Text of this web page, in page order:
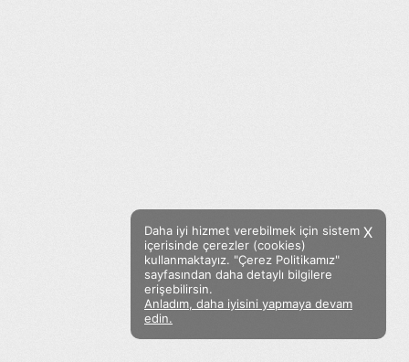
Facebook Twitter Instagram
Sözümoki © 2020 - V.8
X
Daha iyi hizmet verebilmek için sistem
içerisinde çerezler (cookies)
kullanmaktayız. "Çerez Politikamız"
sayfasından daha detaylı bilgilere
erişebilirsin.
Anladım, daha iyisini yapmaya devam
edin.